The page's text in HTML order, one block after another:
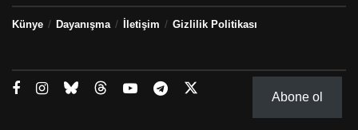
Künye Dayanışma İletişim Gizlilik Politikası
Abone ol